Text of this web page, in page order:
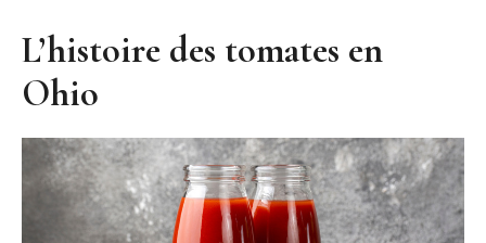
L’histoire des tomates en
Ohio